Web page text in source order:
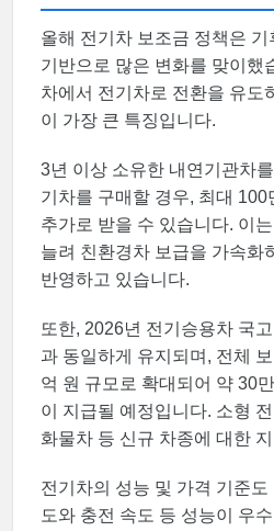
올해 전기차 보조금 정책은
기반으로 많은 변화를 맞이했
차에서 전기차로 전환을 유도
이 가장 큰 특징입니다.
3년 이상 소유한 내연기관차
기차를 구매할 경우, 최대
추가로 받을 수 있습니다. 이
늘려 친환경차 보급을 가속화
반영하고 있습니다.
또한, 2026년 전기승용차 국
과 동일하게 유지되며, 전체
억 원 규모로 확대되어 약 30
이 지급될 예정입니다. 소형 전
화물차 등 신규 차종에 대한
전기차의 성능 및 가격 기준
도와 충전 속도 등 성능이 우